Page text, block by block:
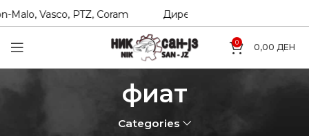
Vasco, PTZ, Coram Директни увозници на
0 0,00 ДЕН
фиат
Categories